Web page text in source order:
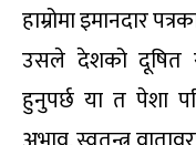
हाम्रोमा इमानदार
उसले देशको दूषित
हुनुपर्छ या त पेशा